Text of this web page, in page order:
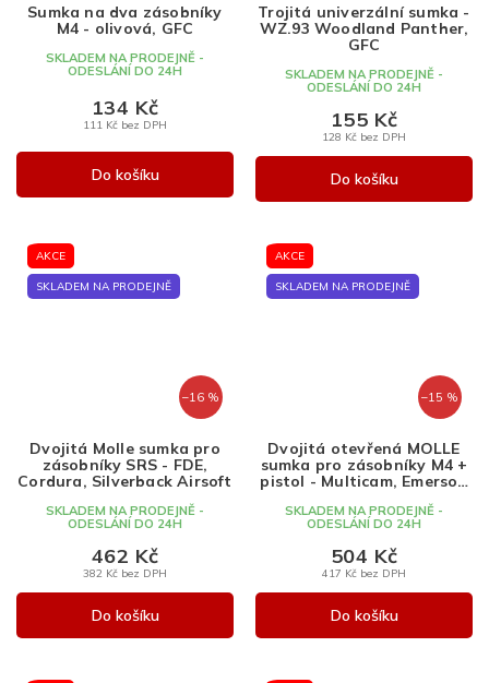
Sumka na dva zásobníky
M4 - olivová, GFC
SKLADEM NA PRODEJNĚ -
ODESLÁNÍ DO 24H
111 Kč bez DPH
134 Kč
Do košíku
Trojitá univerzální sumka -
WZ.93 Woodland Panther,
GFC
SKLADEM NA PRODEJNĚ -
ODESLÁNÍ DO 24H
128 Kč bez DPH
155 Kč
Do košíku
AKCE
SKLADEM NA PRODEJNĚ
–16 %
Dvojitá Molle sumka pro
zásobníky SRS - FDE,
Cordura, Silverback Airsoft
SKLADEM NA PRODEJNĚ -
ODESLÁNÍ DO 24H
382 Kč bez DPH
462 Kč
Do košíku
AKCE
SKLADEM NA PRODEJNĚ
–15 %
Dvojitá otevřená MOLLE
sumka pro zásobníky M4 +
pistol - Multicam, Emerson
SKLADEM NA PRODEJNĚ -
ODESLÁNÍ DO 24H
417 Kč bez DPH
504 Kč
Do košíku